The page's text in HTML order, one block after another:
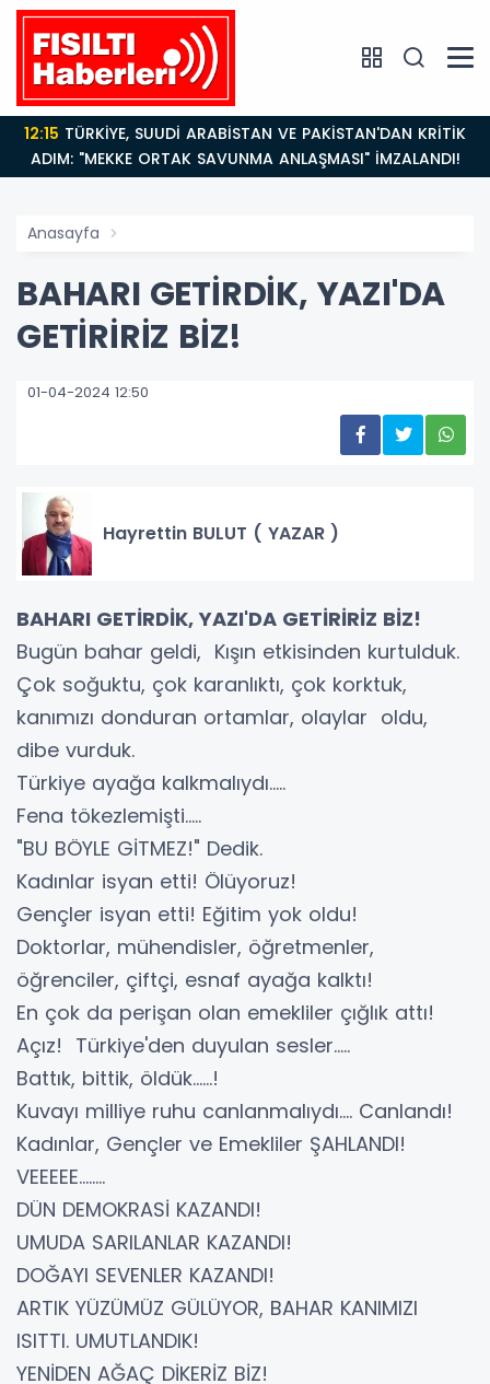
12:15
ADIM: "MEKKE ORTAK SAVUNMA ANLAŞMASI" İMZALANDI!
Anasayfa
BAHARI GETİRDİK, YAZI'DA
GETİRİRİZ BİZ!
01-04-2024 12:50
Hayrettin BULUT ( YAZAR )
BAHARI GETİRDİK, YAZI'DA GETİRİRİZ BİZ!
Bugün bahar geldi, Kışın etkisinden kurtulduk.
Çok soğuktu, çok karanlıktı, çok korktuk,
kanımızı donduran ortamlar, olaylar oldu,
dibe vurduk.
Türkiye ayağa kalkmalıydı.....
Fena tökezlemişti.....
"BU BÖYLE GİTMEZ!" Dedik.
Kadınlar isyan etti! Ölüyoruz!
Gençler isyan etti! Eğitim yok oldu!
Doktorlar, mühendisler, öğretmenler,
öğrenciler, çiftçi, esnaf ayağa kalktı!
En çok da perişan olan emekliler çığlık attı!
Açız! Türkiye'den duyulan sesler.....
Battık, bittik, öldük......!
Kuvayı milliye ruhu canlanmalıydı.... Canlandı!
Kadınlar, Gençler ve Emekliler ŞAHLANDI!
VEEEEE........
DÜN DEMOKRASİ KAZANDI!
UMUDA SARILANLAR KAZANDI!
DOĞAYI SEVENLER KAZANDI!
ARTIK YÜZÜMÜZ GÜLÜYOR, BAHAR KANIMIZI
ISITTI. UMUTLANDIK!
YENİDEN AĞAÇ DİKERİZ BİZ!